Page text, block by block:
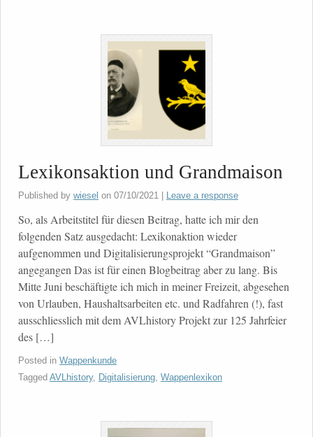
Lexikonsaktion und Grandmaison
Published by wiesel on 07/10/2021 Leave a response
So, als Arbeitstitel für diesen Beitrag, hatte ich mir den
folgenden Satz ausgedacht: Lexikonaktion wieder
aufgenommen und Digitalisierungsprojekt “Grandmaison”
angegangen Das ist für einen Blogbeitrag aber zu lang. Bis
Mitte Juni beschäftigte ich mich in meiner Freizeit, abgesehen
von Urlauben, Haushaltsarbeiten etc. und Radfahren (!), fast
ausschliesslich mit dem AVLhistory Projekt zur 125 Jahrfeier
des […]
Posted in Wappenkunde
Tagged AVLhistory, Digitalisierung, Wappenlexikon